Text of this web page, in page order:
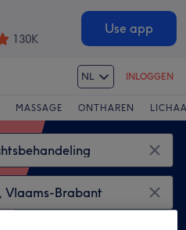
130K
Use app
NL INLOGGEN
MASSAGE ONTHAREN